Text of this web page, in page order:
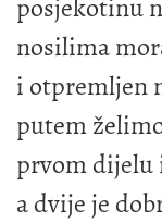
posjekotinu
nosilima
i otpremljen
putem
prvom dijelu
a dvije je